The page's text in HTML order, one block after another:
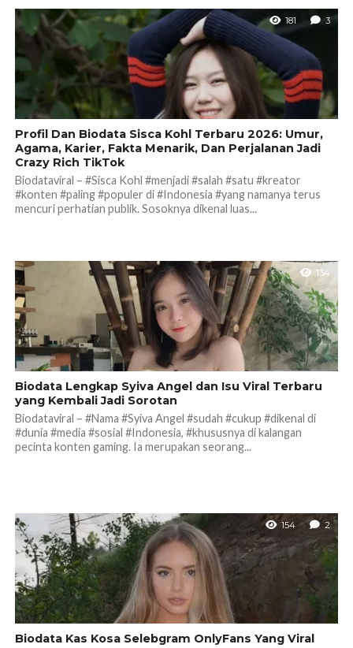
181 3
Profil Dan Biodata Sisca Kohl Terbaru 2026: Umur,
Agama, Karier, Fakta Menarik, Dan Perjalanan Jadi
Crazy Rich TikTok
Biodataviral – #Sisca Kohl #menjadi #salah #satu #kreator
#konten #paling #populer di #Indonesia #yang namanya terus
mencuri perhatian publik. Sosoknya dikenal luas...
134
Biodata Lengkap Syiva Angel dan Isu Viral Terbaru
yang Kembali Jadi Sorotan
Biodataviral – #Nama #Syiva Angel #sudah #cukup #dikenal di
#dunia #media #sosial #Indonesia, #khususnya di kalangan
pecinta konten gaming. Ia merupakan seorang...
154 2
Biodata Kas Kosa Selebgram OnlyFans Yang Viral